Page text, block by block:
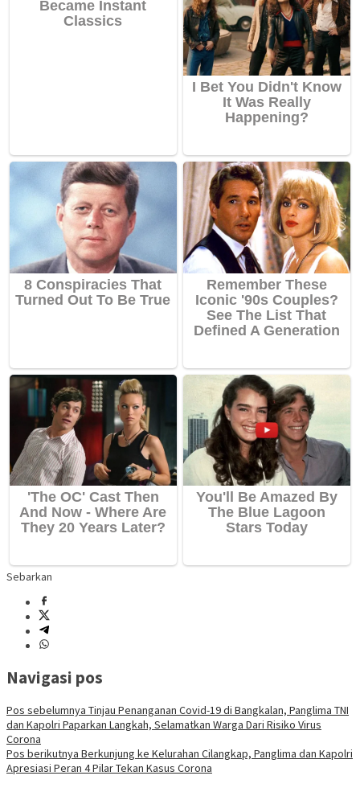
Sebarkan
Navigasi pos
Pos sebelumnya Tinjau Penanganan Covid-19 di Bangkalan, Panglima TNI
dan Kapolri Paparkan Langkah, Selamatkan Warga Dari Risiko Virus
Corona
Pos berikutnya Berkunjung ke Kelurahan Cilangkap, Panglima dan Kapolri
Apresiasi Peran 4 Pilar Tekan Kasus Corona